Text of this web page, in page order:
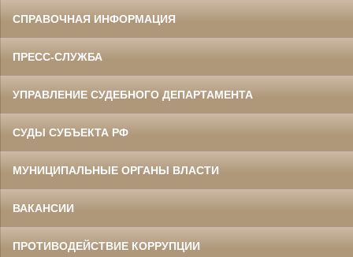
СПРАВОЧНАЯ ИНФОРМАЦИЯ
ПРЕСС-СЛУЖБА
УПРАВЛЕНИЕ СУДЕБНОГО ДЕПАРТАМЕНТА
СУДЫ СУБЪЕКТА РФ
МУНИЦИПАЛЬНЫЕ ОРГАНЫ ВЛАСТИ
ВАКАНСИИ
ПРОТИВОДЕЙСТВИЕ КОРРУПЦИИ